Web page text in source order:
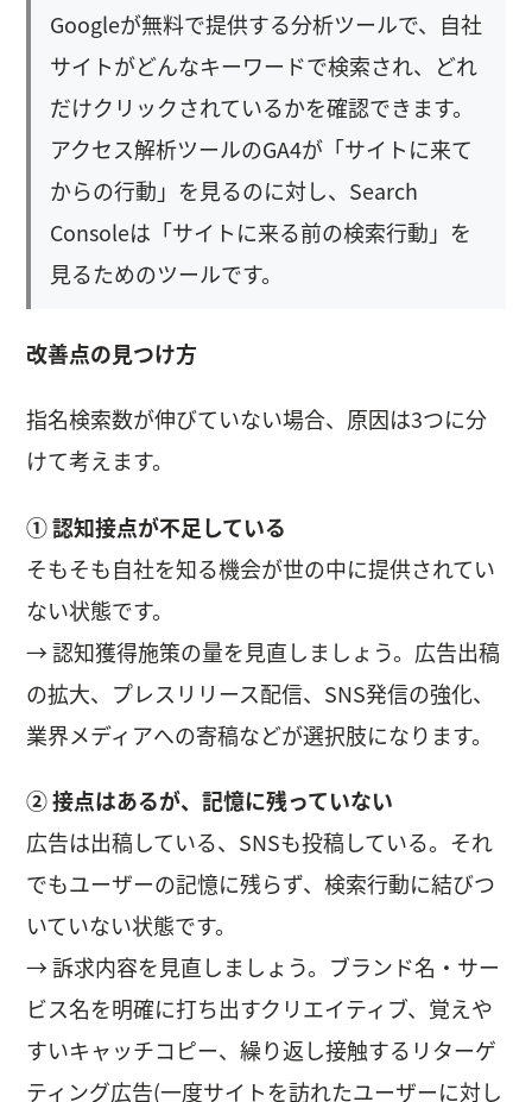
Googleが無料で提供する分析ツールで、自社
サイトがどんなキーワードで検索され、どれ
だけクリックされているかを確認できます。
アクセス解析ツールのGA4が「サイトに来て
からの行動」を見るのに対し、Search
Consoleは「サイトに来る前の検索行動」を
見るためのツールです。
改善点の見つけ方
指名検索数が伸びていない場合、原因は3つに分
けて考えます。
① 認知接点が不足している
そもそも自社を知る機会が世の中に提供されてい
ない状態です。
→ 認知獲得施策の量を見直しましょう。広告出稿
の拡大、プレスリリース配信、SNS発信の強化、
業界メディアへの寄稿などが選択肢になります。
② 接点はあるが、記憶に残っていない
広告は出稿している、SNSも投稿している。それ
でもユーザーの記憶に残らず、検索行動に結びつ
いていない状態です。
→ 訴求内容を見直しましょう。ブランド名・サー
ビス名を明確に打ち出すクリエイティブ、覚えや
すいキャッチコピー、繰り返し接触するリターゲ
ティング広告(一度サイトを訪れたユーザーに対し